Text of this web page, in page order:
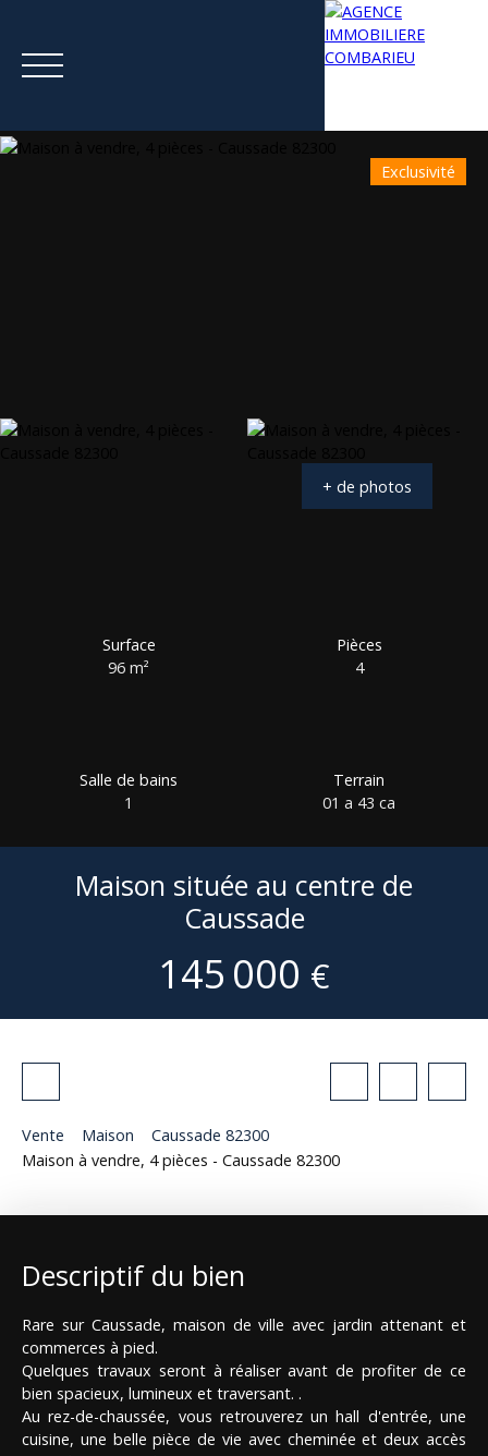
Exclusivité
+ de photos
Surface
96m²
Pièces
4
Salle de bains
1
Terrain
01 a 43 ca
Maison située au centre de
Caussade
145 000 €
Vente Maison
Caussade 82300
Maison à vendre, 4 pièces - Caussade 82300
Descriptif du bien
Rare sur Caussade, maison de ville avec jardin attenant et
commerces à pied.
Quelques travaux seront à réaliser avant de profiter de ce
bien spacieux, lumineux et traversant. .
Au rez-de-chaussée, vous retrouverez un hall d'entrée, une
cuisine, une belle pièce de vie avec cheminée et deux accès